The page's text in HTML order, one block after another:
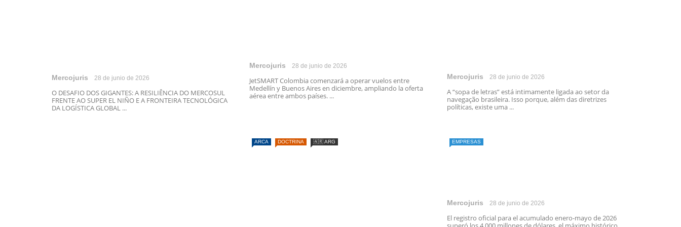
Mercojuris 28 de junio de 2026
O DESAFIO DOS GIGANTES: A RESILIÊNCIA DO MERCOSUL
FRENTE AO SUPER EL NIÑO E A FRONTEIRA TECNOLÓGICA
DA LOGÍSTICA GLOBAL ...
Mercojuris 28 de junio de 2026
JetSMART Colombia comenzará a operar vuelos entre
Medellín y Buenos Aires en diciembre, ampliando la oferta
aérea entre ambos países. ...
Mercojuris 28 de junio de 2026
A “sopa de letras” está intimamente ligada ao setor da
navegação brasileira. Isso porque, além das diretrizes
políticas, existe uma ...
ARCA DOCTRINA 🇦🇷 ARG EMPRESAS
Mercojuris 28 de junio de 2026
El registro oficial para el acumulado enero-mayo de 2026